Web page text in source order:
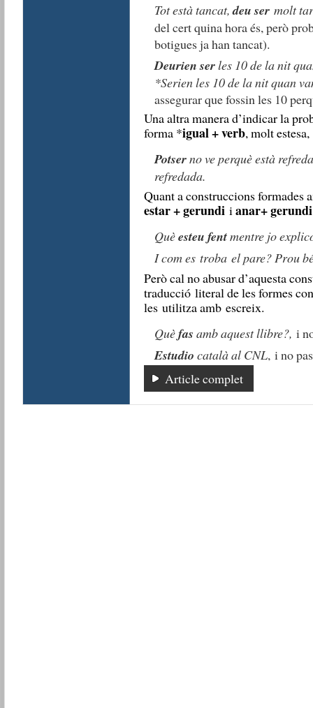
Tot està tancat,deu ser molt
del cert quina hora és, però
botigues ja han tancat).
Deurien serles 10 de la nit
*Serien les 10 de la nit quan
assegurar que fossin les 10
Una altra manera d’indicar la
forma *igual + verb, molt
Potserno ve perquè està
refredada.
Quant a construccions
estar + gerundiianar+ gerundi
Quèesteu fentmentre jo
I com es troba el pare? Prou
Però cal no abusar d’aquesta
traducció literal de les formes
les utilitza amb escreix.
Quèfas amb aquest llibre?, i
Estudio català al CNL, i no
Article complet